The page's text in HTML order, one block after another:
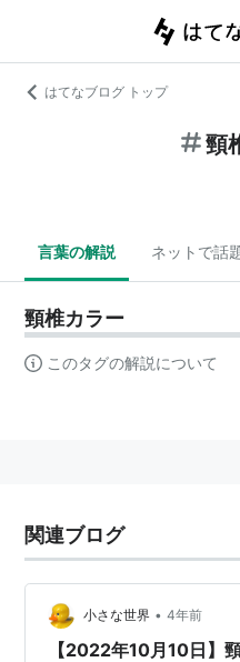
はてなブログ トップ
頸
言葉の解説 ネットで話
頸椎カラー
このタグの解説について
関連ブログ
小さな世界 • 4年前
【2022年10月10日】